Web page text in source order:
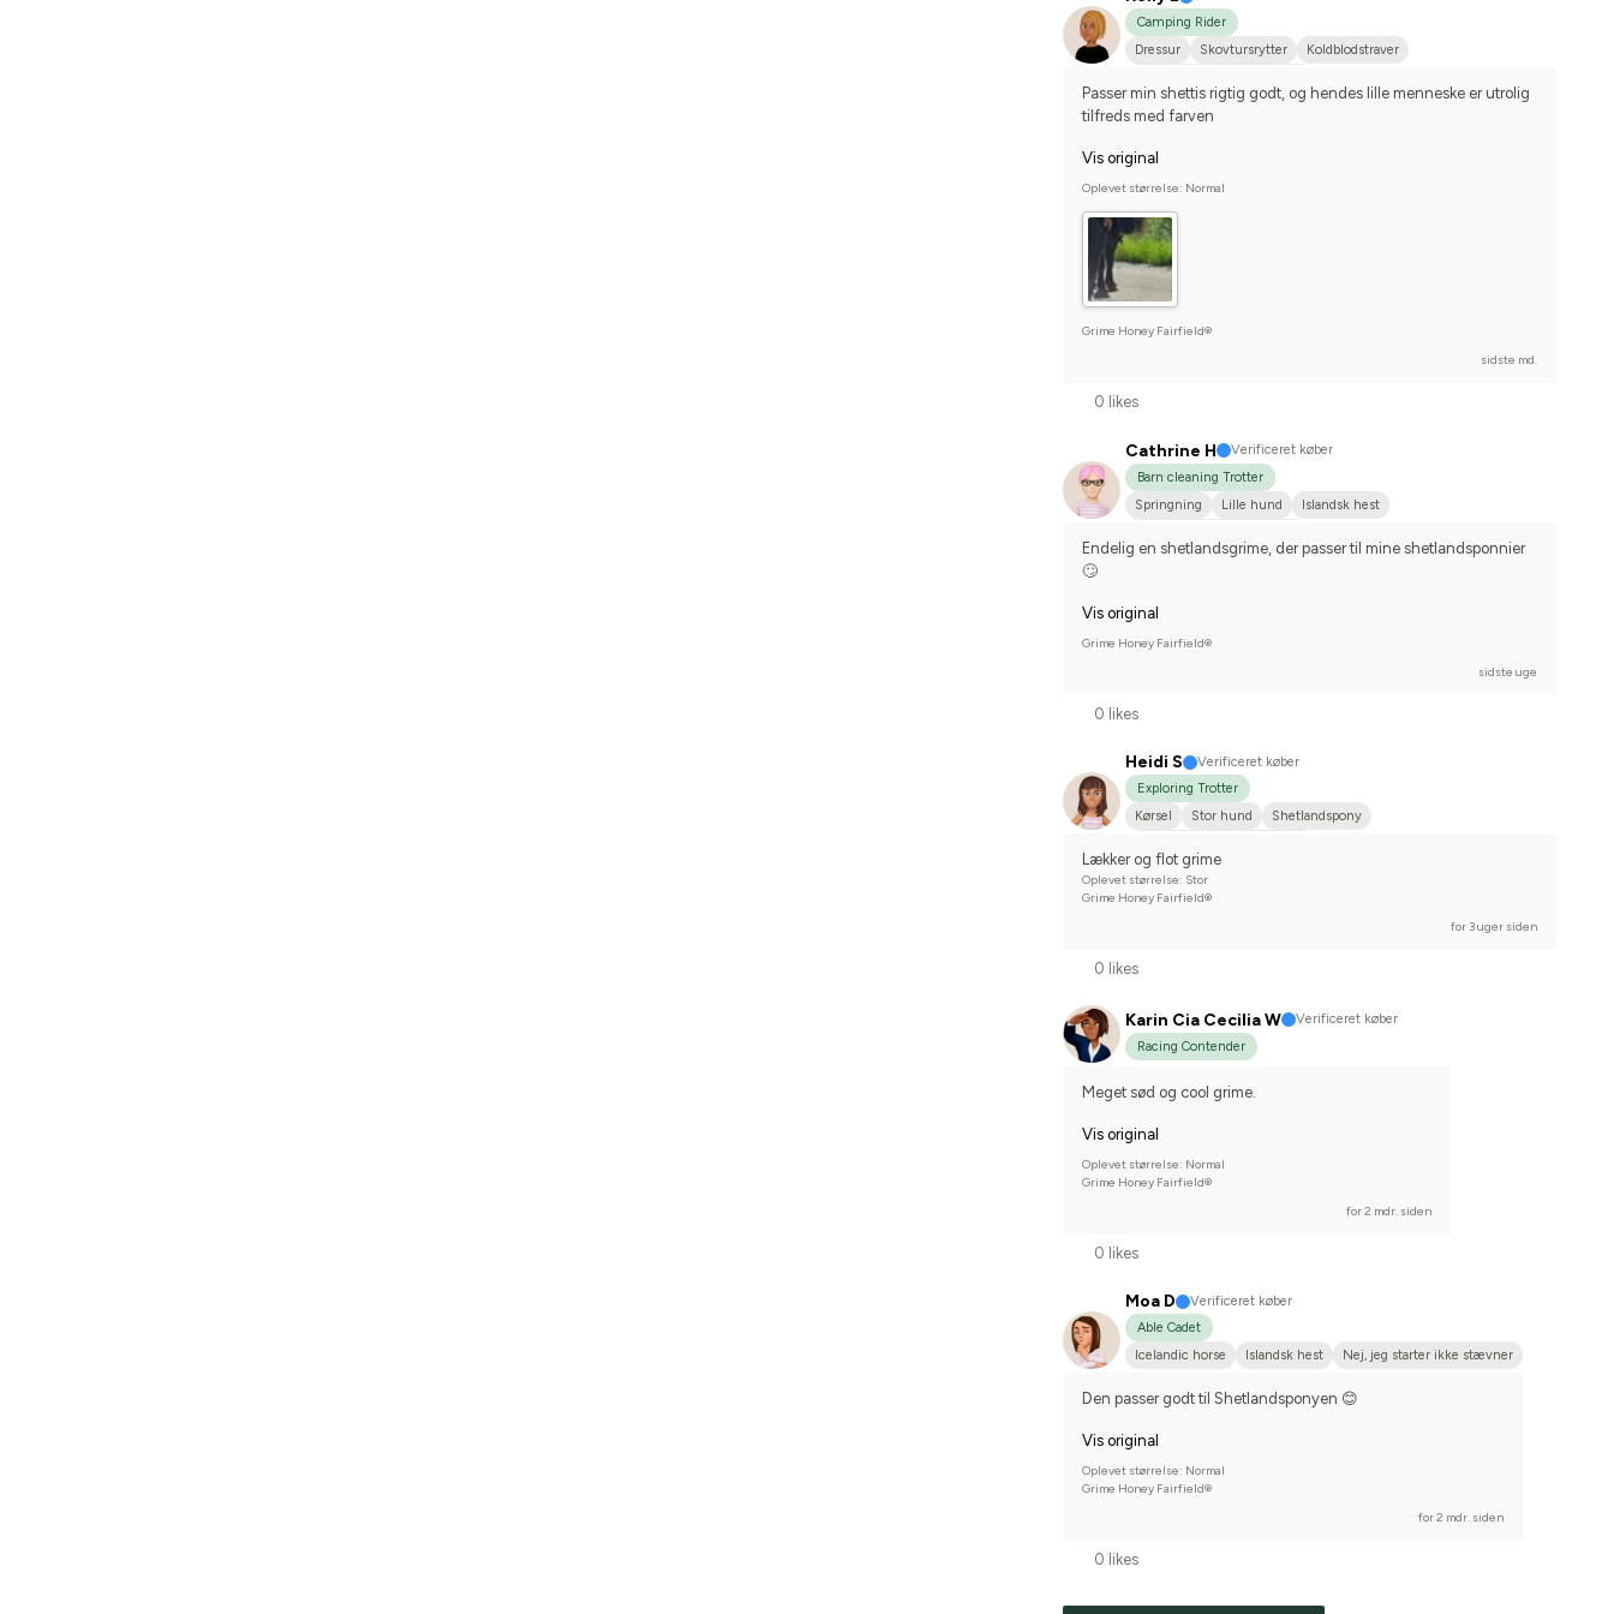
Camping Rider
Dressur
Skovtursrytter
Koldblodstraver
Passer min shettis rigtig godt, og hendes lille menneske er utrolig
tilfreds med farven
Vis original
Oplevet størrelse: Normal
Grime Honey Fairfield®
sidste md.
0 likes
Cathrine H
Verificeret køber
Barn cleaning Trotter
Springning
Lille hund
Islandsk hest
Endelig en shetlandsgrime, der passer til mine shetlandsponnier
🙄
Vis original
Grime Honey Fairfield®
sidste uge
0 likes
Heidi S
Verificeret køber
Exploring Trotter
Kørsel
Stor hund
Shetlandspony
Lækker og flot grime
Oplevet størrelse: Stor
Grime Honey Fairfield®
for 3 uger siden
0 likes
Karin Cia Cecilia W
Verificeret køber
Racing Contender
Meget sød og cool grime.
Vis original
Oplevet størrelse: Normal
Grime Honey Fairfield®
for 2 mdr. siden
0 likes
Moa D
Verificeret køber
Able Cadet
Icelandic horse
Islandsk hest Nej, jeg starter ikke stævner
Den passer godt til Shetlandsponyen 😊
Vis original
Oplevet størrelse: Normal
Grime Honey Fairfield®
for 2 mdr. siden
0 likes